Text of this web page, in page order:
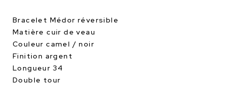
Bracelet Médor réversible
Matière cuir de veau
Couleur camel / noir
Finition argent
Longueur 34
Double tour